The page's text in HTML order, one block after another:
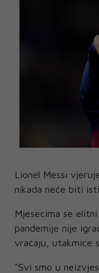
Lionel Messi
nikada neće biti
Mjesecima se
pandemije nije
vraćaju, utakmice
"Svi smo u